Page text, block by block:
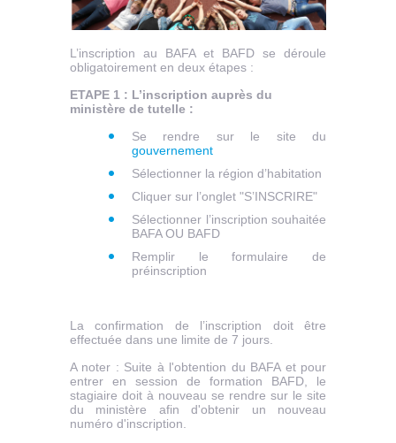
L’inscription au BAFA et BAFD se déroule
obligatoirement en deux étapes :
ETAPE 1 : L’inscription auprès du
ministère de tutelle :
Se rendre sur le site du
gouvernement
Sélectionner la région d’habitation
Cliquer sur l’onglet "S’INSCRIRE"
Sélectionner l’inscription souhaitée
BAFA OU BAFD
Remplir le formulaire de
préinscription
La confirmation de l’inscription doit être
effectuée dans une limite de 7 jours.
A noter : Suite à l'obtention du BAFA et pour
entrer en session de formation BAFD, le
stagiaire doit à nouveau se rendre sur le site
du ministère afin d'obtenir un nouveau
numéro d'inscription.